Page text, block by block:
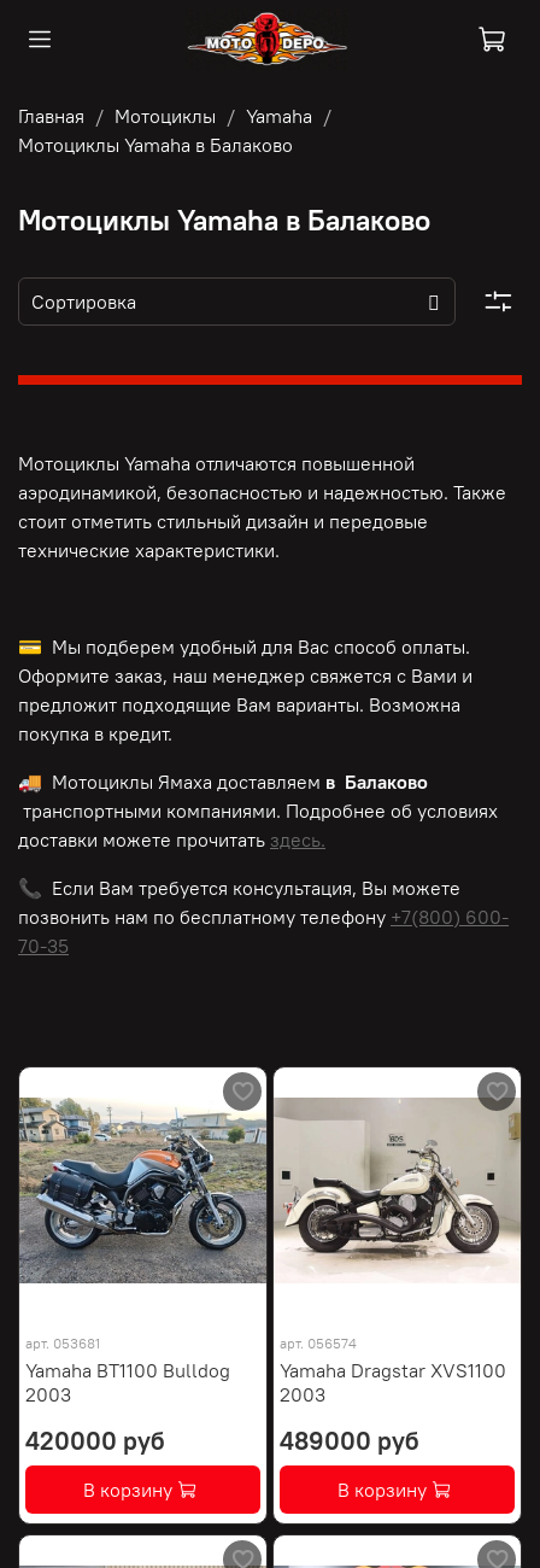
Главная Мотоциклы
Yamaha
Мотоциклы Yamaha в Балаково
Мотоциклы Yamaha в Балаково
Мотоциклы Yamaha отличаются повышенной
аэродинамикой, безопасностью и надежностью. Также
стоит отметить стильный дизайн и передовые
технические характеристики.
💳 Мы подберем удобный для Вас способ оплаты.
Оформите заказ, наш менеджер свяжется с Вами и
предложит подходящие Вам варианты. Возможна
покупка в кредит.
🚚 Мотоциклы Ямаха доставляем в Балаково
транспортными компаниями. Подробнее об условиях
доставки можете прочитать здесь.
📞 Если Вам требуется консультация, Вы можете
позвонить нам по бесплатному телефону +7(800) 600-
70-35
арт. 053681
Yamaha BT1100 Bulldog
2003
420000 руб
В корзину
арт. 056574
Yamaha Dragstar XVS1100
2003
489000 руб
В корзину